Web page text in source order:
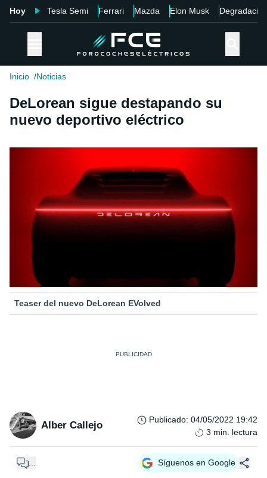
Hoy Tesla Semi Ferrari Mazda Elon Musk Degradación
Inicio Noticias
DeLorean sigue destapando su
nuevo deportivo eléctrico
Teaser del nuevo DeLorean EVolved
Alber Callejo Publicado: 04/05/2022 19:42
3 min. lectura
... Síguenos en Google